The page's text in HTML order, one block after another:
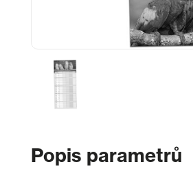
Popis parametrů